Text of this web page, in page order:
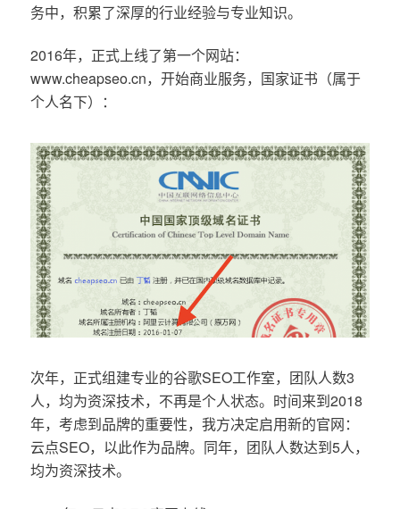
务中，积累了深厚的行业经验与专业知识。
2016年，正式上线了第一个网站：
www.cheapseo.cn，开始商业服务，国家证书（属于
个人名下）：
次年，正式组建专业的谷歌SEO工作室，团队人数3
人，均为资深技术，不再是个人状态。时间来到2018
年，考虑到品牌的重要性，我方决定启用新的官网：
云点SEO，以此作为品牌。同年，团队人数达到5人，
均为资深技术。